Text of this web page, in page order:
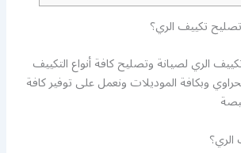
تكييف الري؟
الري لصيانة وتصليح كافة أنواع التكييف
وبكافة الموديلات ونعمل على توفير كافة
الري؟